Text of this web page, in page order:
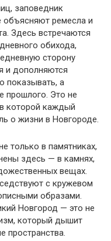
заповедник
объясняют ремесла и
Здесь встречаются
обихода,
сторону
и дополняются
показывать, а
прошлого. Это не
которой каждый
о жизни в Новгороде.
только в памятниках,
здесь — в камнях,
вещах.
с кружевом
образами.
Новгород — это не
который дышит
пространства.